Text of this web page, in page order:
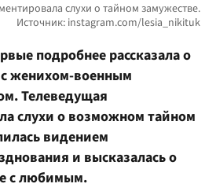
подробнее рассказала о
с женихом-военным
Телеведущая
слухи о возможном тайном
видением
и высказалась о
с любимым.